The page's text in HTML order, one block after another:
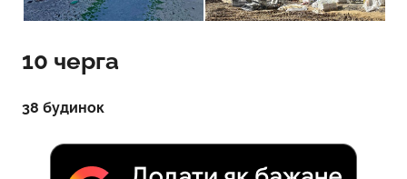
10 черга
38 будинок